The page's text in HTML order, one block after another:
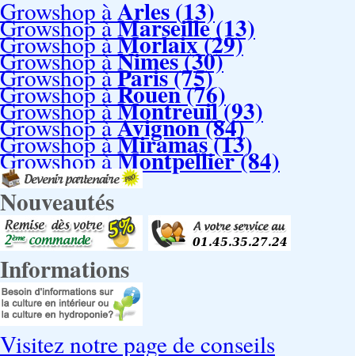
Growshop àArles (13)
Growshop àMarseille (13)
Growshop àMorlaix (29)
Growshop àNimes (30)
Growshop àParis (75)
Growshop àRouen (76)
Growshop àMontreuil (93)
Growshop àAvignon (84)
Growshop àMiramas (13)
Growshop àMontpellier (84)
Nouveautés
Informations
Visitez notre page de conseils